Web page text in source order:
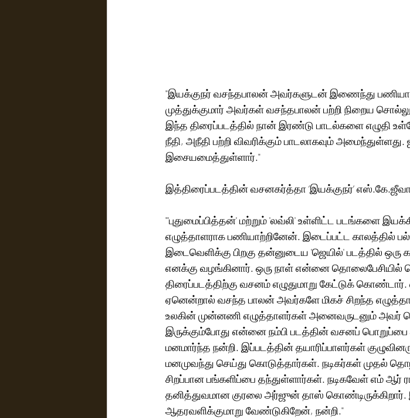
"இயக்குநர் வசந்தபாலன் அவர்களுடன் இணைந்து
முத்துக்குமார் அவர்கள் வசந்தபாலன் பற்றி நிறைய
இந்த திரைப்படத்தில் நான் இரண்டு பாடல்களை எழுதி
நீதி, அநீதி பற்றி விவரிக்கும் பாடலாகவும் அமைந்துள்ளது.
இசையமைத்துள்ளார்."
இத்திரைப்படத்தின் வசனகர்த்தா ’இயக்குநர்’ எஸ்.கே.ஜீவா
"'புதுமைப்பித்தன்' மற்றும் 'லவ்லி' உள்ளிட்ட படங்களை
எழுத்தாளராக பணியாற்றினேன். இடைப்பட்ட காலத்தில்
இடைவெளிக்கு பிறகு தன்னுடைய 'ஜெயில்' படத்தில்
எனக்கு வழங்கினார். ஒரு நாள் என்னை
திரைப்படத்திற்கு வசனம் எழுதுமாறு கேட்டுக்
ஏனென்றால் வசந்த பாலன் அவர்களே மிகச் சிறந்த
உலகின் முன்னணி எழுத்தாளர்கள் அனைவருடனும் அவர்
இருக்கும்போது என்னை நம்பி படத்தின் வசனப்
மனமார்ந்த நன்றி. இப்படத்தின் தயாரிப்பாளர்கள்
மனமுவந்து செய்து கொடுத்தார்கள். நடிகர்கள் முதல்
சிறப்பான பங்களிப்பை தந்துள்ளார்கள். நடிகவேள் எம் ஆர்
தனித்துவமான குரலை அர்ஜுன் தாஸ்
ஆதரவளிக்குமாறு வேண்டுகிறேன், நன்றி."